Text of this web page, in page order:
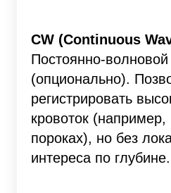
CW (Continuous
Постоянно-
(опционально).
регистрировать
кровоток
пороках), но без
интереса по глубине.